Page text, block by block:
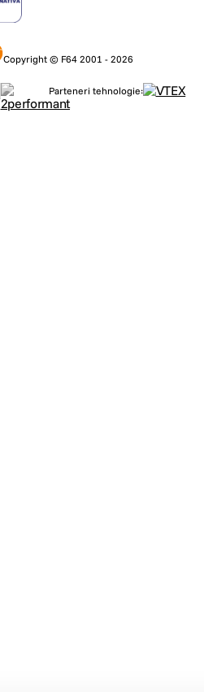
Copyright © F64 2001 - 2026
Parteneri tehnologie: